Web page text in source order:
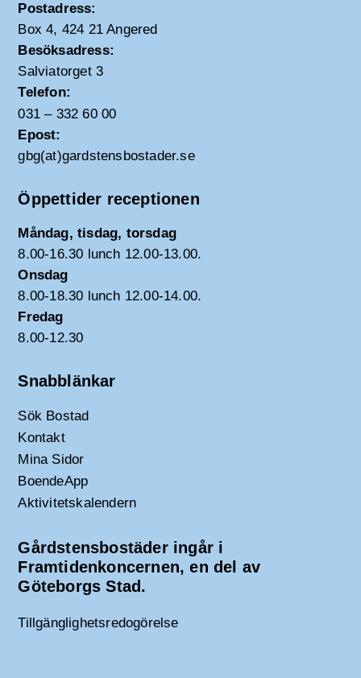
Postadress:
Box 4, 424 21 Angered
Besöksadress:
Salviatorget 3
Telefon:
031 – 332 60 00
Epost:
gbg(at)gardstensbostader.se
Öppettider receptionen
Måndag, tisdag, torsdag
8.00-16.30 lunch 12.00-13.00.
Onsdag
8.00-18.30 lunch 12.00-14.00.
Fredag
8.00-12.30
Snabblänkar
Sök Bostad
Kontakt
Mina Sidor
BoendeApp
Aktivitetskalendern
Gårdstensbostäder ingår i
Framtidenkoncernen, en del av
Göteborgs Stad.
Tillgänglighetsredogörelse